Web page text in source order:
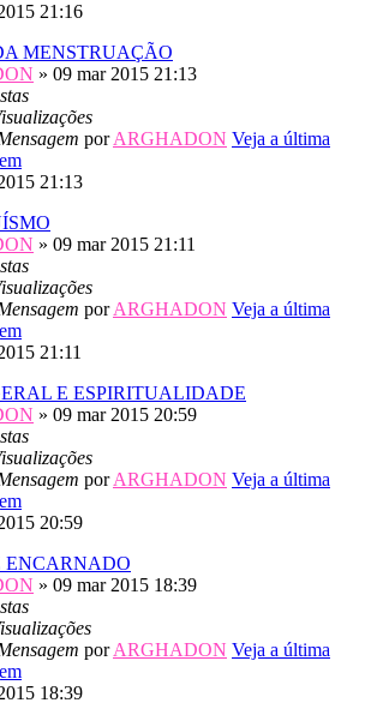
21:16
MENSTRUAÇÃO
» 09 mar 2015 21:13
porARGHADON Veja a última
21:13
» 09 mar 2015 21:11
porARGHADON Veja a última
21:11
E ESPIRITUALIDADE
» 09 mar 2015 20:59
porARGHADON Veja a última
20:59
ENCARNADO
» 09 mar 2015 18:39
porARGHADON Veja a última
18:39